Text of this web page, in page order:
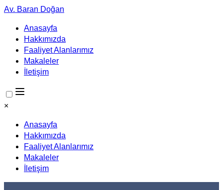
Av. Baran Doğan
Anasayfa
Hakkımızda
Faaliyet Alanlarımız
Makaleler
İletişim
×
Anasayfa
Hakkımızda
Faaliyet Alanlarımız
Makaleler
İletişim